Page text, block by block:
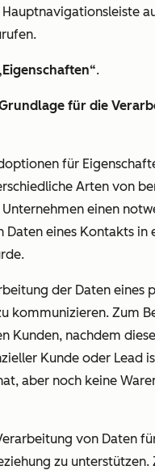
.
für die
für
Arten von
einen
eines Kontakts in
der Daten eines
kommunizieren. Zum
Kunden, nachdem
Kunde oder Lead
aber noch keine
von Daten
zu unterstützen.